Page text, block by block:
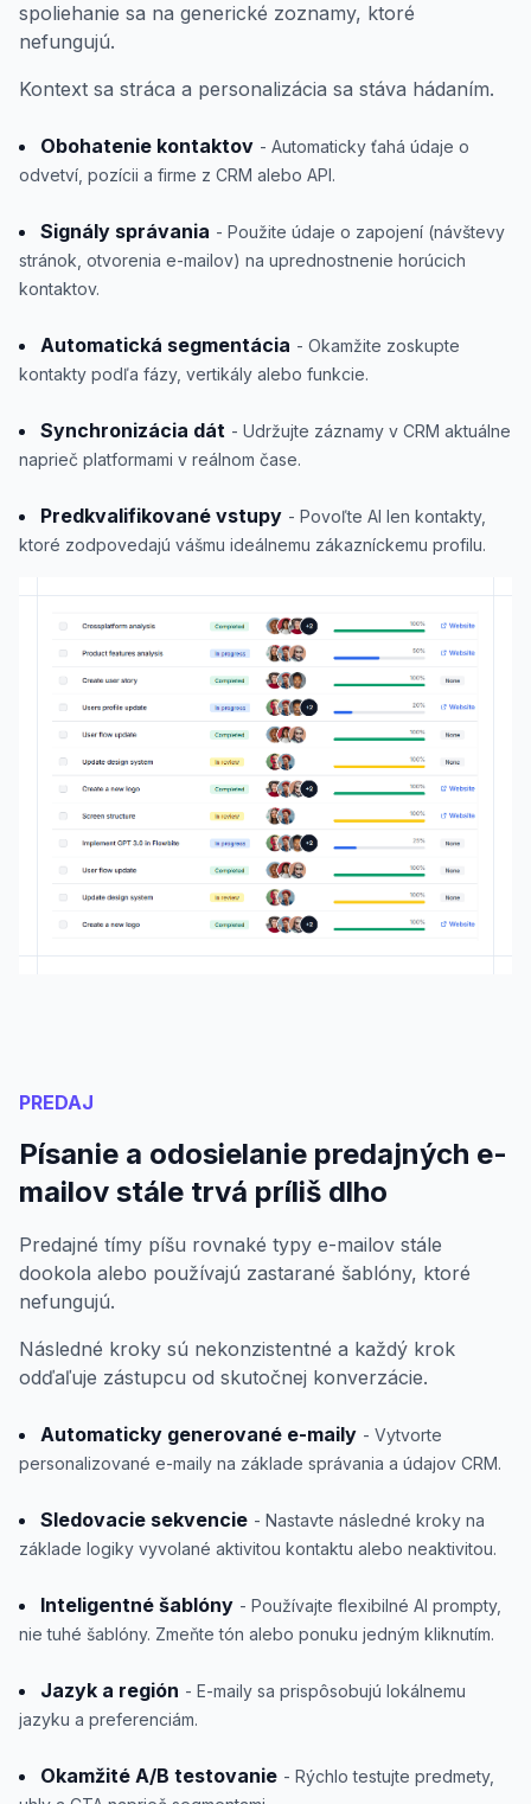
spoliehanie sa na generické zoznamy, ktoré
nefungujú.
Kontext sa stráca a personalizácia sa stáva hádaním.
Obohatenie kontaktov - Automaticky ťahá údaje o
odvetví, pozícii a firme z CRM alebo API.
Signály správania - Použite údaje o zapojení (návštevy
stránok, otvorenia e-mailov) na uprednostnenie horúcich
kontaktov.
Automatická segmentácia - Okamžite zoskupte
kontakty podľa fázy, vertikály alebo funkcie.
Synchronizácia dát - Udržujte záznamy v CRM aktuálne
naprieč platformami v reálnom čase.
Predkvalifikované vstupy - Povoľte AI len kontakty,
ktoré zodpovedajú vášmu ideálnemu zákazníckemu profilu.
PREDAJ
Písanie a odosielanie predajných e-
mailov stále trvá príliš dlho
Predajné tímy píšu rovnaké typy e-mailov stále
dookola alebo používajú zastarané šablóny, ktoré
nefungujú.
Následné kroky sú nekonzistentné a každý krok
odďaľuje zástupcu od skutočnej konverzácie.
Automaticky generované e-maily - Vytvorte
personalizované e-maily na základe správania a údajov CRM.
Sledovacie sekvencie - Nastavte následné kroky na
základe logiky vyvolané aktivitou kontaktu alebo neaktivitou.
Inteligentné šablóny - Používajte flexibilné AI prompty,
nie tuhé šablóny. Zmeňte tón alebo ponuku jedným kliknutím.
Jazyk a región - E-maily sa prispôsobujú lokálnemu
jazyku a preferenciám.
Okamžité A/B testovanie - Rýchlo testujte predmety,